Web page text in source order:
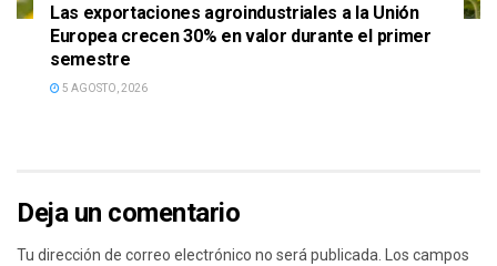
Las exportaciones agroindustriales a la Unión
Europea crecen 30% en valor durante el primer
semestre
5 AGOSTO, 2026
Deja un comentario
Tu dirección de correo electrónico no será publicada. Los campos